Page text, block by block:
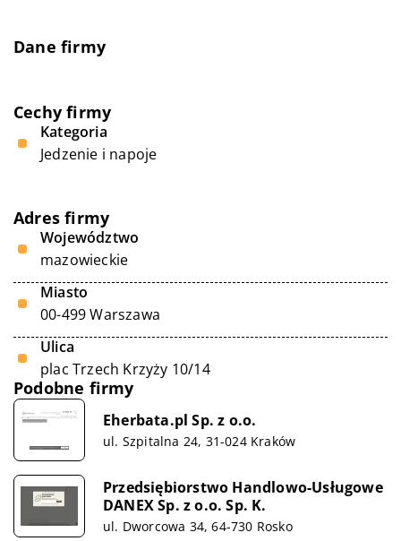
Dane firmy
Cechy firmy
Kategoria
Jedzenie i napoje
Adres firmy
Województwo
mazowieckie
Miasto
00-499 Warszawa
Ulica
plac Trzech Krzyży 10/14
Podobne firmy
Eherbata.pl Sp. z o.o.
ul. Szpitalna 24, 31-024 Kraków
Przedsiębiorstwo Handlowo-Usługowe
DANEX Sp. z o.o. Sp. K.
ul. Dworcowa 34, 64-730 Rosko